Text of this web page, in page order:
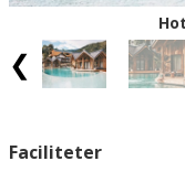
Faciliteter